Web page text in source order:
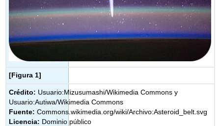
[Figura 1]
Crédito: Usuario:Mizusumashi/Wikimedia Commons y
Usuario:Autiwa/Wikimedia Commons
Fuente: Commons.wikimedia.org/wiki/Archivo:Asteroid_belt.svg
Licencia: Dominio público